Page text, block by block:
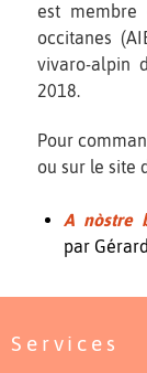
est membre
occitanes
vivaro-alpin
2018.
Pour
ou sur le site
A nòstre
par
Services